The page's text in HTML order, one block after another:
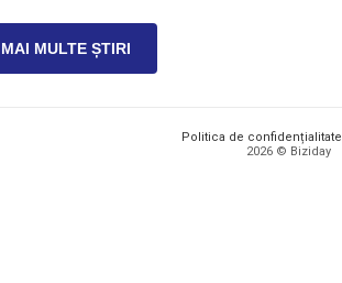
MAI MULTE ȘTIRI
Politica de confidențialitate
2026 © Biziday